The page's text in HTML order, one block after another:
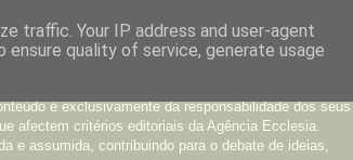
é exclusivamente da responsabilidade dos seus
afectem critérios editoriais da Agência Ecclesia.
e assumida, contribuindo para o debate de ideias,
traffic. Your IP address and user-agent
quality of service, generate usage